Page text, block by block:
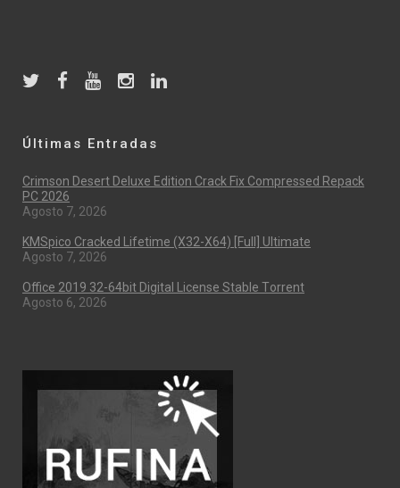
Últimas Entradas
Crimson Desert Deluxe Edition Crack Fix Compressed Repack
PC 2026
Agosto 7, 2026
KMSpico Cracked Lifetime (x32-X64) [Full] Ultimate
Agosto 7, 2026
Office 2019 32-64bit Digital License Stable Tоrrеnt
Agosto 6, 2026